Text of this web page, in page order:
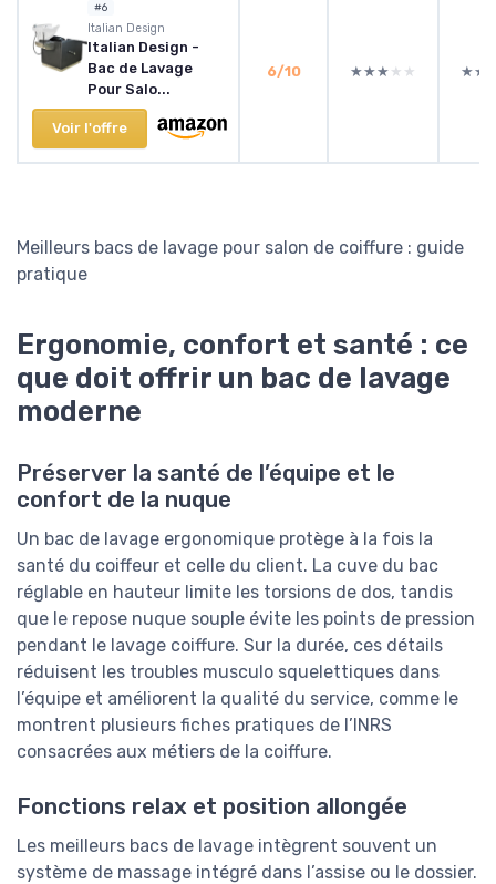
#6
Italian Design
Italian Design -
Bac de Lavage
Pour Salo...
Voir l'offre
6/10 ★★★★★
★★★★★
Meilleurs bacs de lavage pour salon de coiffure : guide
pratique
Ergonomie, confort et santé : ce
que doit offrir un bac de lavage
moderne
Préserver la santé de l’équipe et le
confort de la nuque
Un bac de lavage ergonomique protège à la fois la
santé du coiffeur et celle du client. La cuve du bac
réglable en hauteur limite les torsions de dos, tandis
que le repose nuque souple évite les points de pression
pendant le lavage coiffure. Sur la durée, ces détails
réduisent les troubles musculo squelettiques dans
l’équipe et améliorent la qualité du service, comme le
montrent plusieurs fiches pratiques de l’INRS
consacrées aux métiers de la coiffure.
Fonctions relax et position allongée
Les meilleurs bacs de lavage intègrent souvent un
système de massage intégré dans l’assise ou le dossier.